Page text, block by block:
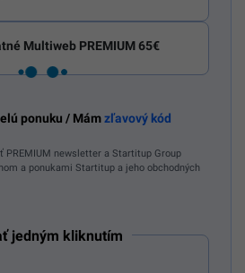
Multiweb PREMIUM 65€
ponuku / Mámzľavový kód
PREMIUM newsletter a Startitup Group
a ponukami Startitup a jeho obchodných
jedným kliknutím